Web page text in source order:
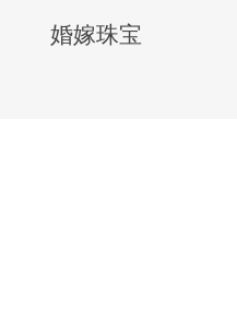
婚嫁珠宝